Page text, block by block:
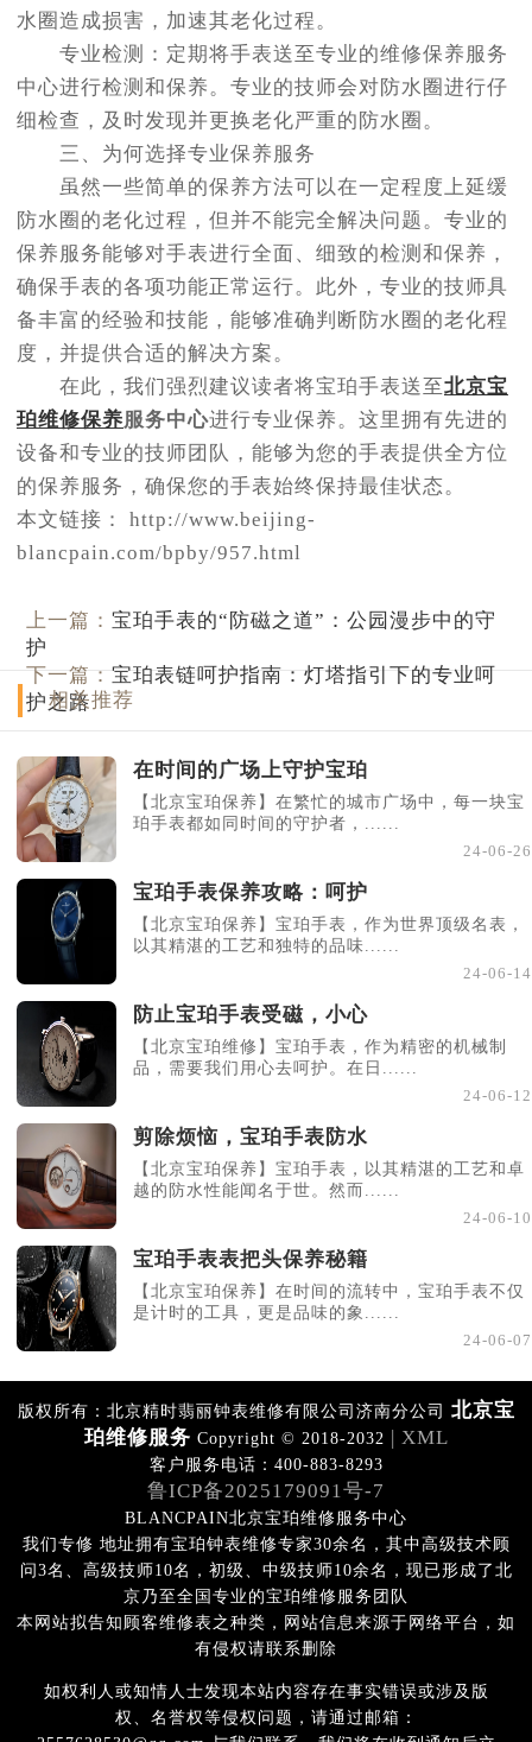
水圈造成损害，加速其老化过程。
专业检测：定期将手表送至专业的维修保养服务
中心进行检测和保养。专业的技师会对防水圈进行仔
细检查，及时发现并更换老化严重的防水圈。
三、为何选择专业保养服务
虽然一些简单的保养方法可以在一定程度上延缓
防水圈的老化过程，但并不能完全解决问题。专业的
保养服务能够对手表进行全面、细致的检测和保养，
确保手表的各项功能正常运行。此外，专业的技师具
备丰富的经验和技能，能够准确判断防水圈的老化程
度，并提供合适的解决方案。
在此，我们强烈建议读者将宝珀手表送至北京宝
珀维修保养服务中心进行专业保养。这里拥有先进的
设备和专业的技师团队，能够为您的手表提供全方位
的保养服务，确保您的手表始终保持最佳状态。
本文链接： http://www.beijing-
blancpain.com/bpby/957.html
上一篇：宝珀手表的“防磁之道”：公园漫步中的守
护
下一篇：宝珀表链呵护指南：灯塔指引下的专业呵
护之路
相关推荐
在时间的广场上守护宝珀
【北京宝珀保养】在繁忙的城市广场中，每一块宝
珀手表都如同时间的守护者，......
24-06-26
宝珀手表保养攻略：呵护
【北京宝珀保养】宝珀手表，作为世界顶级名表，
以其精湛的工艺和独特的品味......
24-06-14
防止宝珀手表受磁，小心
【北京宝珀维修】宝珀手表，作为精密的机械制
品，需要我们用心去呵护。在日......
24-06-12
剪除烦恼，宝珀手表防水
【北京宝珀保养】宝珀手表，以其精湛的工艺和卓
越的防水性能闻名于世。然而......
24-06-10
宝珀手表表把头保养秘籍
【北京宝珀保养】在时间的流转中，宝珀手表不仅
是计时的工具，更是品味的象......
24-06-07
版权所有：北京精时翡丽钟表维修有限公司济南分公司 北京宝
珀维修服务 Copyright © 2018-2032 | XML
客户服务电话：400-883-8293
鲁ICP备2025179091号-7
BLANCPAIN北京宝珀维修服务中心
我们专修 地址拥有宝珀钟表维修专家30余名，其中高级技术顾
问3名、高级技师10名，初级、中级技师10余名，现已形成了北
京乃至全国专业的宝珀维修服务团队
本网站拟告知顾客维修表之种类，网站信息来源于网络平台，如
有侵权请联系删除
如权利人或知情人士发现本站内容存在事实错误或涉及版
权、名誉权等侵权问题，请通过邮箱：